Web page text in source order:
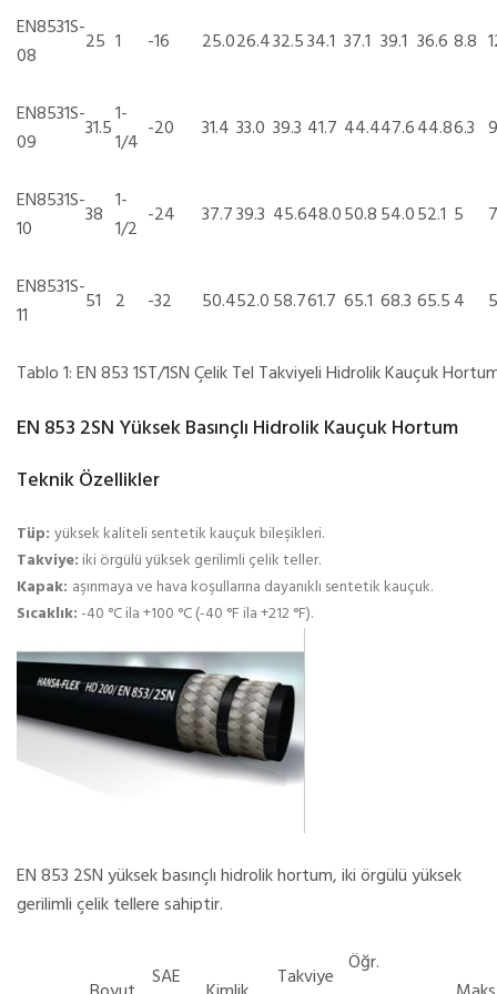
EN8531S-
08
25 1 -16 25.026.432.534.1 37.1 39.1 36.6 8.8
EN8531S-
09
31.51-
1/4 -20 31.4 33.0 39.3 41.7 44.447.644.86.3
EN8531S-
10
38 1-
1/2 -24 37.739.3 45.648.050.854.052.1 5
EN8531S-
11
51 2 -32 50.452.058.761.7 65.1 68.3 65.54
Tablo 1: EN 853 1ST/1SN Çelik Tel Takviyeli Hidrolik Kauçuk
EN 853 2SN Yüksek Basınçlı Hidrolik Kauçuk Hortum
Teknik Özellikler
Tüp: yüksek kaliteli sentetik kauçuk bileşikleri.
Takviye: iki örgülü yüksek gerilimli çelik teller.
Kapak: aşınmaya ve hava koşullarına dayanıklı sentetik kauçuk.
Sıcaklık:-40 °C ila +100 °C (-40 °F ila +212 °F).
EN 853 2SN yüksek basınçlı hidrolik hortum, iki örgülü yüksek
gerilimli çelik tellere sahiptir.
SAE
Takviye Öğr.